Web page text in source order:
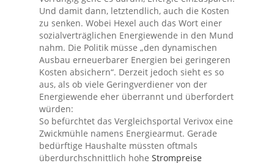
Und damit dann, letztendlich, auch die Kosten
zu senken. Wobei Hexel auch das Wort einer
sozialverträglichen Energiewende in den Mund
nahm. Die Politik müsse „den dynamischen
Ausbau erneuerbarer Energien bei geringeren
Kosten absichern“. Derzeit jedoch sieht es so
aus, als ob viele Geringverdiener von der
Energiewende eher überrannt und überfordert
würden:
So befürchtet das Vergleichsportal Verivox eine
Zwickmühle namens Energiearmut. Gerade
bedürftige Haushalte müssten oftmals
überdurchschnittlich hohe Strompreise